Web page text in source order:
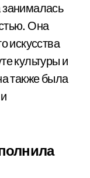
Она
искусства
культуры и
также была